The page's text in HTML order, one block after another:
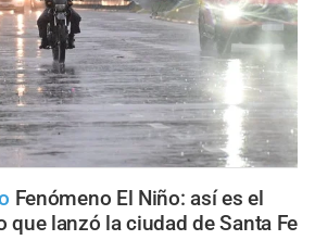
Fenómeno El Niño: así es el
lanzó la ciudad de Santa Fe